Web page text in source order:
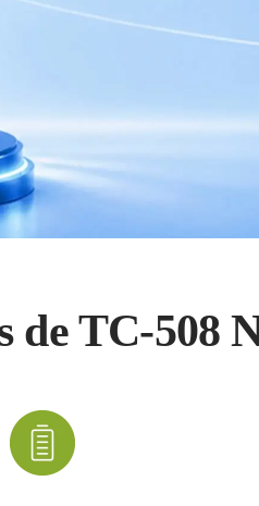
de TC-508